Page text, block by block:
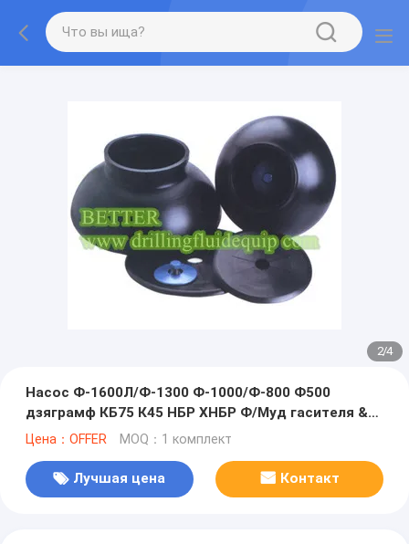
2/4
Насос Ф-1600Л/Ф-1300 Ф-1000/Ф-800 Ф500
дзяграмф КБ75 К45 НБР ХНБР Ф/Муд гасителя &
пузыря пульсирования насоса грязи БОМКО
Цена：OFFER MOQ：1 комплект
Лучшая цена Контакт